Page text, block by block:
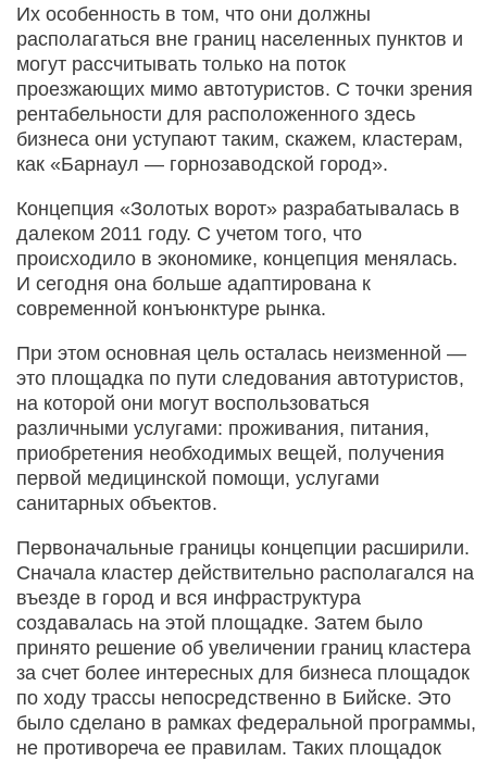
Их особенность в том, что они должны
располагаться вне границ населенных пунктов и
могут рассчитывать только на поток
проезжающих мимо автотуристов. С точки зрения
рентабельности для расположенного здесь
бизнеса они уступают таким, скажем, кластерам,
как «Барнаул — горнозаводской город».
Концепция «Золотых ворот» разрабатывалась в
далеком 2011 году. С учетом того, что
происходило в экономике, концепция менялась.
И сегодня она больше адаптирована к
современной конъюнктуре рынка.
При этом основная цель осталась неизменной —
это площадка по пути следования автотуристов,
на которой они могут воспользоваться
различными услугами: проживания, питания,
приобретения необходимых вещей, получения
первой медицинской помощи, услугами
санитарных объектов.
Первоначальные границы концепции расширили.
Сначала кластер действительно располагался на
въезде в город и вся инфраструктура
создавалась на этой площадке. Затем было
принято решение об увеличении границ кластера
за счет более интересных для бизнеса площадок
по ходу трассы непосредственно в Бийске. Это
было сделано в рамках федеральной программы,
не противореча ее правилам. Таких площадок